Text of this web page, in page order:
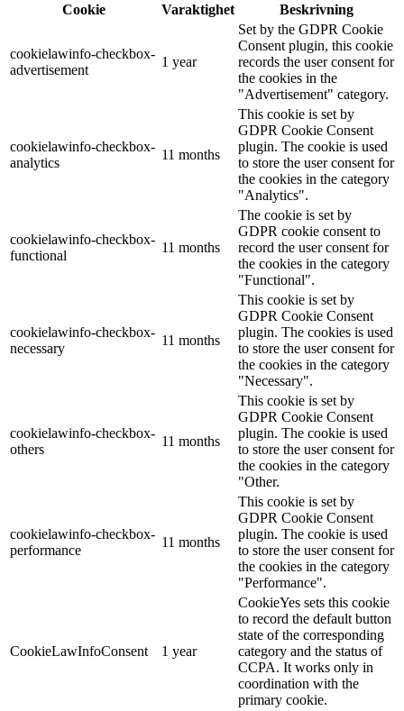
Cookie
Varaktighet Beskrivning
cookielawinfo-checkbox-
advertisement
1 year
Set by the GDPR Cookie
Consent plugin, this cookie
records the user consent for
the cookies in the
"Advertisement" category.
cookielawinfo-checkbox-
analytics
11 months
This cookie is set by
GDPR Cookie Consent
plugin. The cookie is used
to store the user consent for
the cookies in the category
"Analytics".
cookielawinfo-checkbox-
functional
11 months
The cookie is set by
GDPR cookie consent to
record the user consent for
the cookies in the category
"Functional".
cookielawinfo-checkbox-
necessary
11 months
This cookie is set by
GDPR Cookie Consent
plugin. The cookies is used
to store the user consent for
the cookies in the category
"Necessary".
cookielawinfo-checkbox-
others
11 months
This cookie is set by
GDPR Cookie Consent
plugin. The cookie is used
to store the user consent for
the cookies in the category
"Other.
cookielawinfo-checkbox-
performance
11 months
This cookie is set by
GDPR Cookie Consent
plugin. The cookie is used
to store the user consent for
the cookies in the category
"Performance".
CookieLawInfoConsent 1 year
CookieYes sets this cookie
to record the default button
state of the corresponding
category and the status of
CCPA. It works only in
coordination with the
primary cookie.